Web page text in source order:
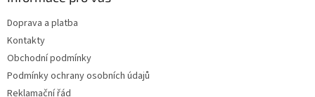
Doprava a platba
Kontakty
Obchodní podmínky
Podmínky ochrany osobních údajů
Reklamační řád